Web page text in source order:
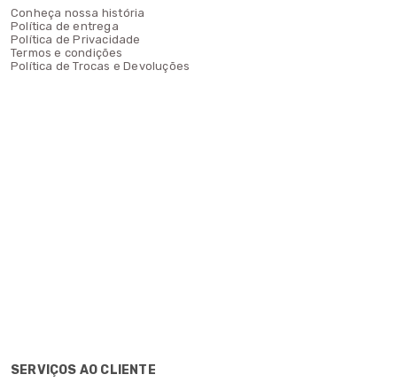
Conheça nossa história
Política de entrega
Política de Privacidade
Termos e condições
Política de Trocas e Devoluções
SERVIÇOS AO CLIENTE